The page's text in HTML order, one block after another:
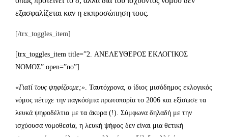
εξασφαλίζεται καν η εκπροσώπηση τους.
[/trx_toggles_item]
[trx_toggles_item title=”2. ΑΝΕΛΕΥΘΕΡΟΣ ΕΚΛΟΓΙΚΟΣ
ΝΟΜΟΣ” open=”no”]
«Γιατί τους ψηφίζουμε;» . Ταυτόχρονα, ο ίδιος μισόδημος εκλογικός
νόμος πέτυχε την παγκόσμια πρωτοπορία το 2006 και εξίσωσε τα
λευκά ψηφοδέλτια με τα άκυρα (!). Σύμφωνα δηλαδή με την
ισχύουσα νομοθεσία, η λευκή ψήφος δεν είναι μια θετική